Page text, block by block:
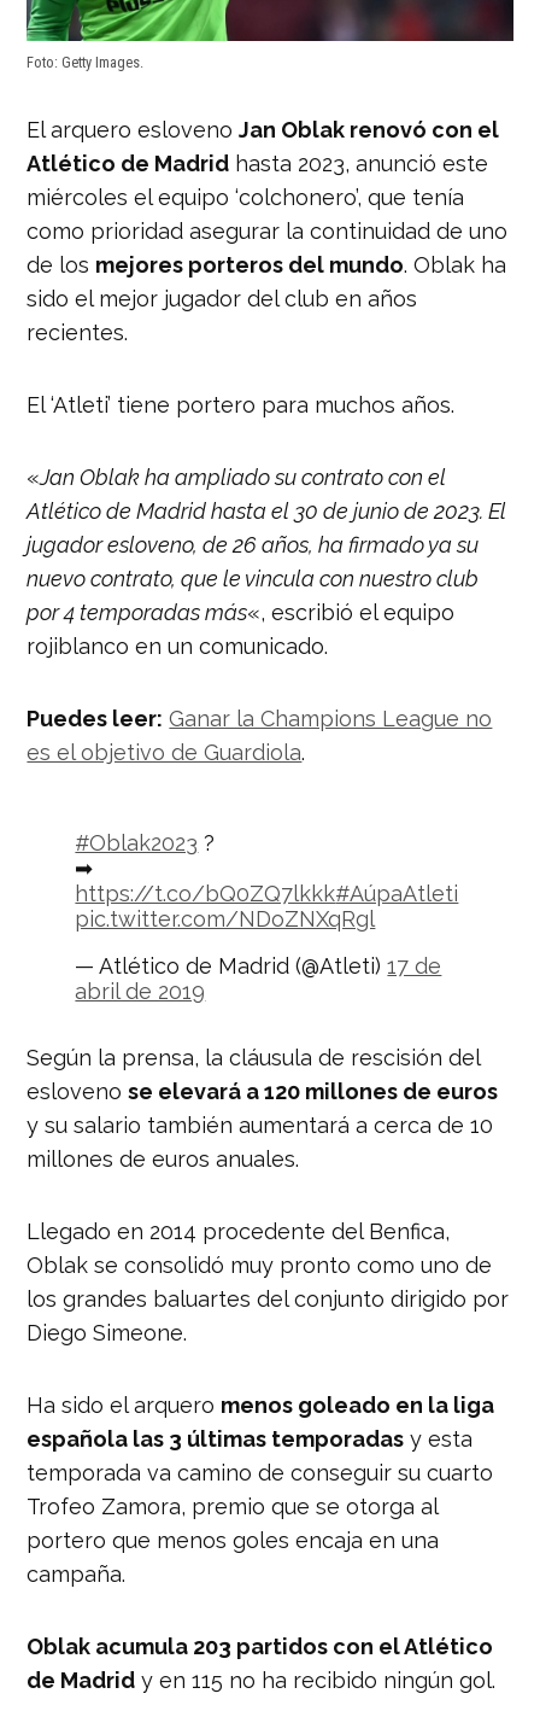
Foto: Getty Images.
El arquero eslovenoJan Oblak renovó con el
Atlético de Madrid hasta 2023, anunció este
miércoles el equipo ‘colchonero’, que tenía
como prioridad asegurar la continuidad de uno
de los mejores porteros del mundo. Oblak ha
sido el mejor jugador del club en años
recientes.
El ‘Atleti’ tiene portero para muchos años.
«Jan Oblak ha ampliado su contrato con el
Atlético de Madrid hasta el 30 de junio de 2023. El
jugador esloveno, de 26 años, ha firmado ya su
nuevo contrato, que le vincula con nuestro club
por 4 temporadas más«, escribió el equipo
rojiblanco en un comunicado.
Puedes leer: Ganar la Champions League no
es el objetivo de Guardiola.
#Oblak2023 ?
➡
https://t.co/bQ0ZQ7lkkk#AúpaAtleti
pic.twitter.com/NDoZNXqRgl
— Atlético de Madrid (@Atleti)17 de
abril de 2019
Según la prensa, la cláusula de rescisión del
eslovenose elevará a 120 millones de euros
y su salario también aumentará a cerca de 10
millones de euros anuales.
Llegado en 2014 procedente del Benfica,
Oblak se consolidó muy pronto como uno de
los grandes baluartes del conjunto dirigido por
Diego Simeone.
Ha sido el arquero menos goleado en la liga
española las 3 últimas temporadas y esta
temporada va camino de conseguir su cuarto
Trofeo Zamora, premio que se otorga al
portero que menos goles encaja en una
campaña.
Oblak acumula 203 partidos con el Atlético
de Madrid y en 115 no ha recibido ningún gol.